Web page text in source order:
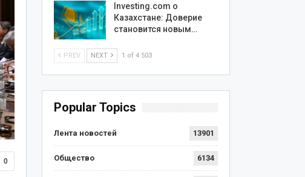
0
Investing.com о
Казахстане: Доверие
становится новым…
PREV NEXT 1 of 4 503
Popular Topics
Лента новостей 13901
Общество 6134